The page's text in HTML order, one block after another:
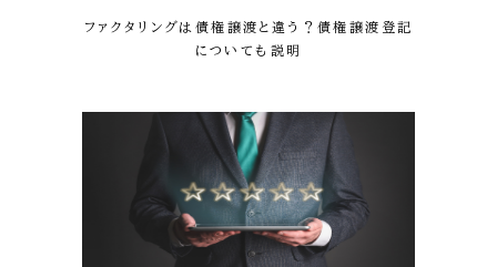
ファクタリングは債権譲渡と違う？債権譲渡登記
についても説明